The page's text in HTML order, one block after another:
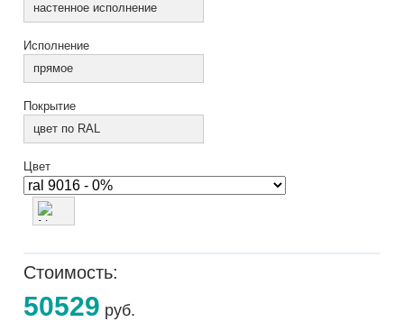
настенное исполнение
Исполнение
прямое
Покрытие
цвет по RAL
Цвет
Стоимость:
50529 руб.